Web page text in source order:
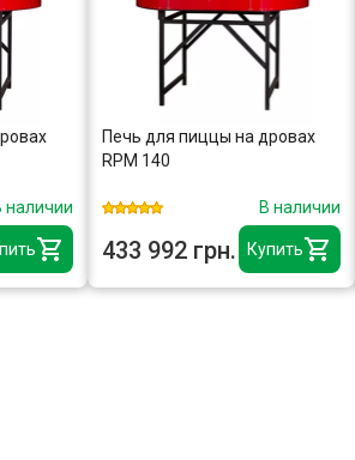
наличии
Купить
Печь для пиццы на дровах
RPM 140
В наличии
433 992 грн.